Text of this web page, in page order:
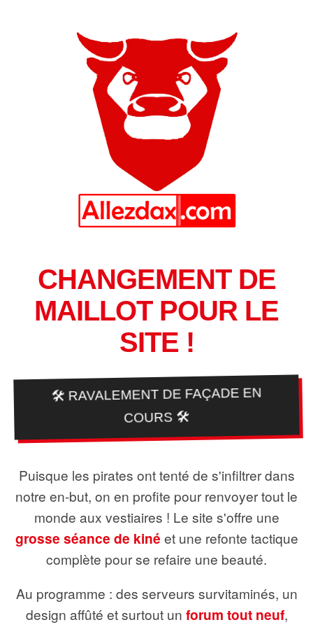
CHANGEMENT DE
MAILLOT POUR LE
SITE !
🛠️ RAVALEMENT DE FAÇADE EN
COURS 🛠️
Puisque les pirates ont tenté de s'infiltrer dans
notre en-but, on en profite pour renvoyer tout le
monde aux vestiaires ! Le site s'offre une
grosse séance de kiné et une refonte tactique
complète pour se refaire une beauté.
Au programme : des serveurs survitaminés, un
design affûté et surtout un forum tout neuf,